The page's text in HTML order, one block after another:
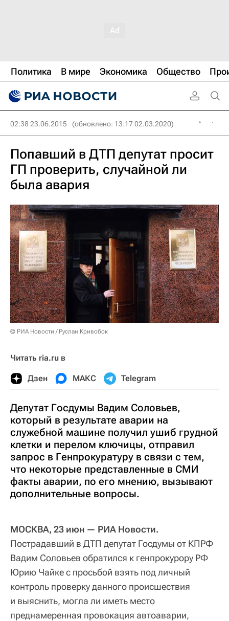
Политика В мире Экономика Общество
02:38 23.06.2015 (обновлено: 13:17 02.03.2020)
Попавший в ДТП депутат просит
ГП проверить, случайной ли
была авария
© РИА Новости / Руслан Кривобок
Читать ria.ru в
Дзен МАКС Telegram
Депутат Госдумы Вадим Соловьев,
который в результате аварии на
служебной машине получил ушиб грудной
клетки и перелом ключицы, отправил
запрос в Генпрокуратуру в связи с тем,
что некоторые представленные в СМИ
факты аварии, по его мнению, вызывают
дополнительные вопросы.
МОСКВА, 23 июн — РИА Новости.
Пострадавший в ДТП депутат Госдумы от КПРФ
Вадим Соловьев обратился к генпрокурору РФ
Юрию Чайке с просьбой взять под личный
контроль проверку данного происшествия
и выяснить, могла ли иметь место
преднамеренная провокация автоаварии,